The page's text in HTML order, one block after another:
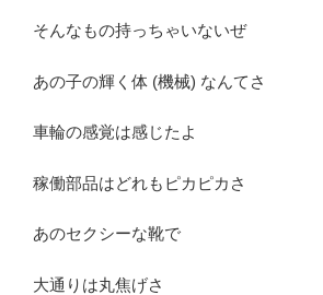
そんなもの持っちゃいないぜ
あの子の輝く体 (機械) なんてさ
車輪の感覚は感じたよ
稼働部品はどれもピカピカさ
あのセクシーな靴で
大通りは丸焦げさ